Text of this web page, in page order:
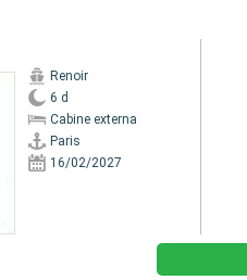
Renoir
6 d
Cabine externa
Paris
16/02/2027